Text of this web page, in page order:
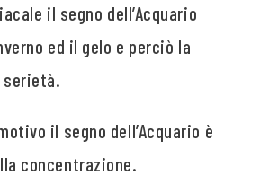
il segno dell’Acquario
ed il gelo e perciò la
serietà.
il segno dell’Acquario è
concentrazione.